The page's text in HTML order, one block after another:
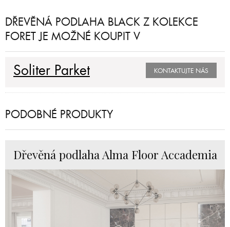
DŘEVĚNÁ PODLAHA BLACK Z KOLEKCE
FORET JE MOŽNÉ KOUPIT V
Soliter Parket KONTAKTUJTE NÁS
PODOBNÉ PRODUKTY
Dřevěná podlaha Alma Floor Accademia